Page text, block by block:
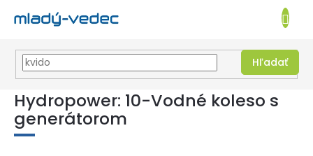
Prejsť
obsah
EUR
Hľadať
KOŠÍK
Hydropower: 10-Vodné koleso s
generátorom